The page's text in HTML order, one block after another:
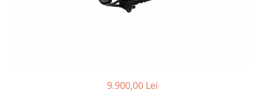
9.900,00 Lei